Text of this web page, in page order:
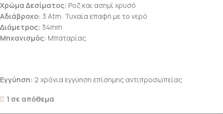
Χρώμα Δεσίματος: Ροζ και ασημί χρυσό
Αδιάβροχο: 3 Atm: Τυχαία επαφή με το νερό
Διάμετρος: 34mm
Μηχανισμός: Μπαταρίας
Εγγύηση: 2 χρόνια εγγύηση επίσημης αντιπροσωπείας
1 σε απόθεμα